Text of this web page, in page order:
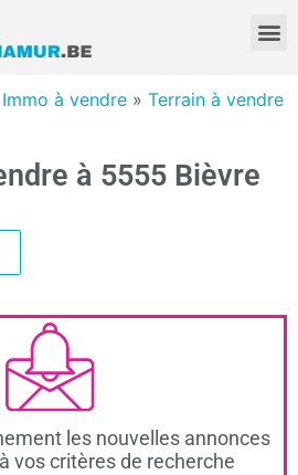
Immo à vendre » Terrain à vendre
à 5555 Bièvre
les nouvelles annonces
vos critères de recherche